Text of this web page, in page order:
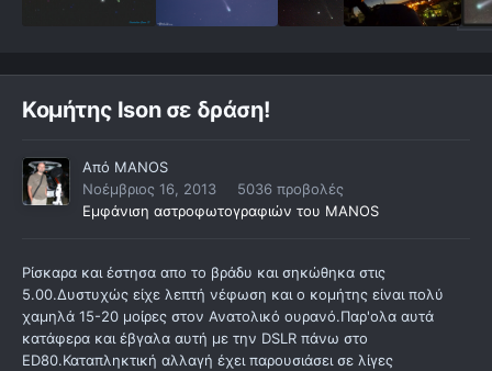
Κομήτης Ison σε δράση!
Από MANOS
Νοέμβριος 16, 2013
5036 προβολές
Εμφάνιση αστροφωτογραφιών του MANOS
Ρίσκαρα και έστησα απο το βράδυ και σηκώθηκα στις
5.00.Δυστυχώς είχε λεπτή νέφωση και ο κομήτης είναι πολύ
χαμηλά 15-20 μοίρες στον Ανατολικό ουρανό.Παρ'ολα αυτά
κατάφερα και έβγαλα αυτή με την DSLR πάνω στο
ED80.Καταπληκτική αλλαγή έχει παρουσιάσει σε λίγες